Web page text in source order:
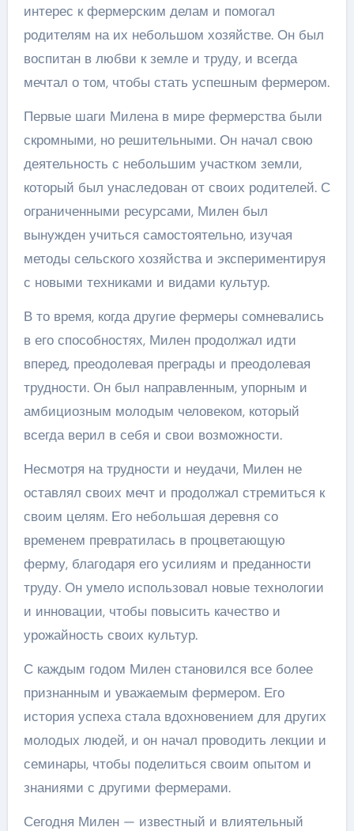
интерес к фермерским делам и помогал
родителям на их небольшом хозяйстве. Он был
воспитан в любви к земле и труду, и всегда
мечтал о том, чтобы стать успешным фермером.
Первые шаги Милена в мире фермерства были
скромными, но решительными. Он начал свою
деятельность с небольшим участком земли,
который был унаследован от своих родителей. С
ограниченными ресурсами, Милен был
вынужден учиться самостоятельно, изучая
методы сельского хозяйства и экспериментируя
с новыми техниками и видами культур.
В то время, когда другие фермеры сомневались
в его способностях, Милен продолжал идти
вперед, преодолевая преграды и преодолевая
трудности. Он был направленным, упорным и
амбициозным молодым человеком, который
всегда верил в себя и свои возможности.
Несмотря на трудности и неудачи, Милен не
оставлял своих мечт и продолжал стремиться к
своим целям. Его небольшая деревня со
временем превратилась в процветающую
ферму, благодаря его усилиям и преданности
труду. Он умело использовал новые технологии
и инновации, чтобы повысить качество и
урожайность своих культур.
С каждым годом Милен становился все более
признанным и уважаемым фермером. Его
история успеха стала вдохновением для других
молодых людей, и он начал проводить лекции и
семинары, чтобы поделиться своим опытом и
знаниями с другими фермерами.
Сегодня Милен — известный и влиятельный